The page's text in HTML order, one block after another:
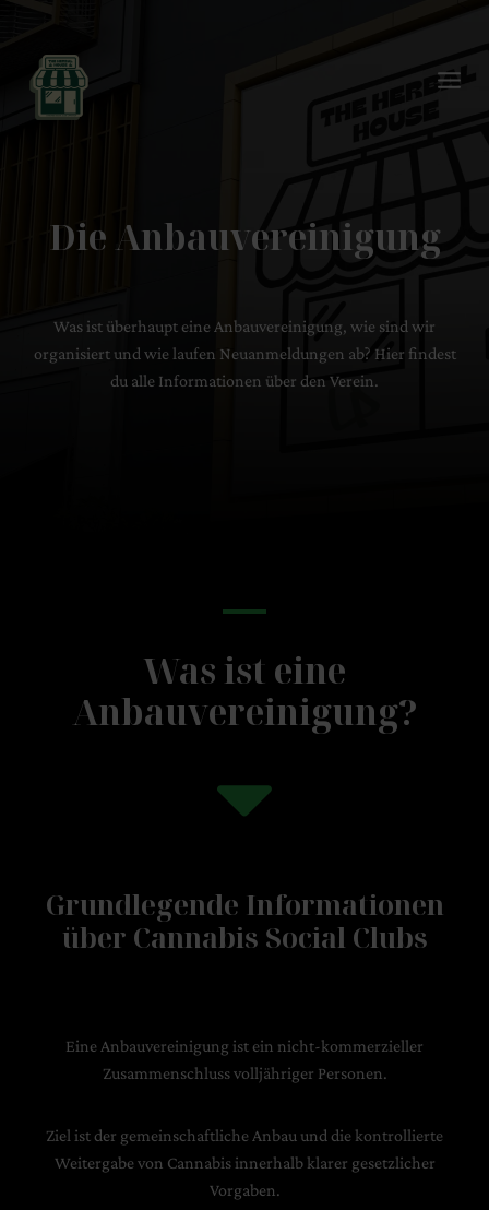
springen
Die Anbauvereinigung
Was ist überhaupt eine Anbauvereinigung, wie sind wir
organisiert und wie laufen Neuanmeldungen ab? Hier findest
du alle Informationen über den Verein.
Was ist eine
Anbauvereinigung?
Grundlegende Informationen
über Cannabis Social Clubs
Eine Anbauvereinigung ist ein nicht-kommerzieller
Zusammenschluss volljähriger Personen.
Ziel ist der gemeinschaftliche Anbau und die kontrollierte
Weitergabe von Cannabis innerhalb klarer gesetzlicher
Vorgaben.